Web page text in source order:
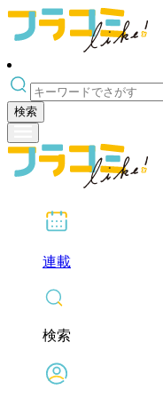
検索
連載
検索